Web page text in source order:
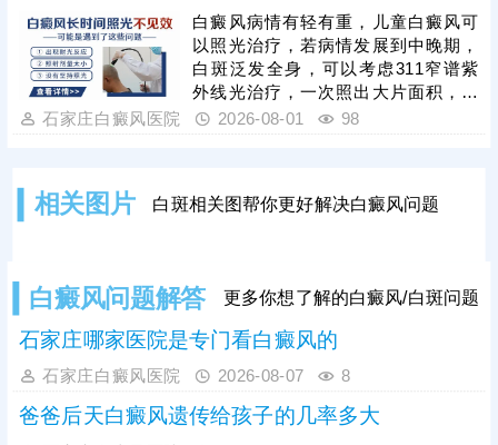
白癜风需遵循科学诊疗原则，临床多
采用综合性治疗方案，像中医定向、
药物渗透联合308激光是常用且安全
高效的方法，适配儿童体质，能够内
外兼顾修复黑色素细胞，复色效果明
显。白癜风治疗是循序渐进的过程，
白癜风病情有轻有重，儿童白癜风可
以照光治疗，若病情发展到中晚期，
白斑泛发全身，可以考虑311窄谱紫
外线光治疗，一次照出大片面积，节
省单次照光时间和费用;若白斑面积较
率，维持疗效连贯;可搭配对症药物进
石家庄白癜风医院 2026-08-01 98
相关图片 白斑相关图帮你更好解决白癜风问题
白癜风问题解答 更多你想了解的白癜风/白斑问题
石家庄哪家医院是专门看白癜风的
石家庄白癜风医院 2026-08-07 8
爸爸后天白癜风遗传给孩子的几率多大